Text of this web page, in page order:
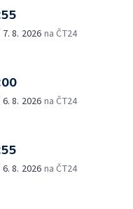
7. 8. 2026 na ČT24
6. 8. 2026 na ČT24
6. 8. 2026 na ČT24